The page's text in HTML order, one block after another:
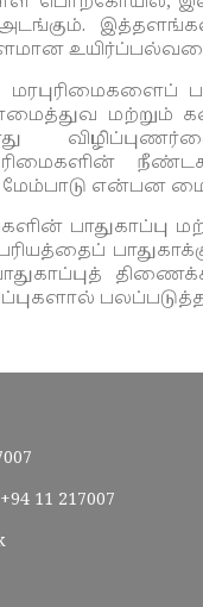
மேம்பாடு என்பன
பாதுகாப்பு
பாதுகாப்புத்
+94 11 217007